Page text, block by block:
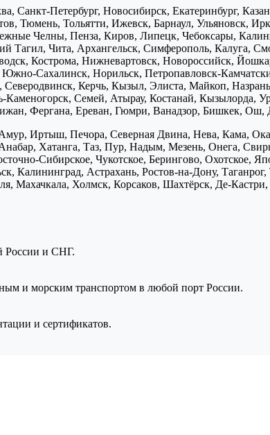
Санкт-Петербург, Новосибирск, Екатеринбург,
Тюмень, Тольятти, Ижевск, Барнаул, Ульяновск,
Челны, Пенза, Киров, Липецк, Чебоксары,
Тагил, Чита, Архангельск, Симферополь, Калуга,
Кострома, Нижневартовск, Новороссийск,
Сахалинск, Норильск, Петропавловск-
Керчь, Кызыл, Элиста, Майкоп,
Семей, Атырау, Костанай, Кызылорда,
Фергана, Ереван, Гюмри, Ванадзор, Бишкек, Ош,
Иртыш, Печора, Северная Двина, Нева, Кама,
Хатанга, Таз, Пур, Надым, Мезень, Онега,
Сибирское, Чукотское, Берингово, Охотское,
Калининград, Астрахань, Ростов-на-Дону,
Махачкала, Холмск, Корсаков, Шахтёрск, Де-
России и СНГ.
и морским транспортом в любой порт России.
и сертификатов.